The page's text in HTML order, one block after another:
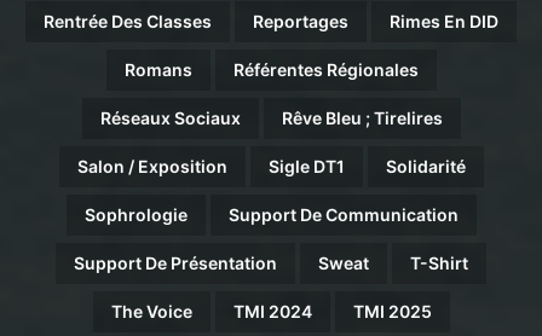
Rentrée Des Classes Reportages Rimes En DID
Romans Référentes Régionales
Réseaux Sociaux Rêve Bleu ; Tirelires
Salon / Exposition Sigle DT1 Solidarité
Sophrologie Support De Communication
Support De Présentation Sweat T-Shirt
The Voice TMI 2024 TMI 2025